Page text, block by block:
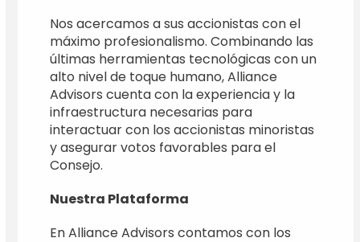
Nos acercamos a sus accionistas con el
máximo profesionalismo. Combinando las
últimas herramientas tecnológicas con un
alto nivel de toque humano, Alliance
Advisors cuenta con la experiencia y la
infraestructura necesarias para
interactuar con los accionistas minoristas
y asegurar votos favorables para el
Consejo.
Nuestra Plataforma
En Alliance Advisors contamos con los